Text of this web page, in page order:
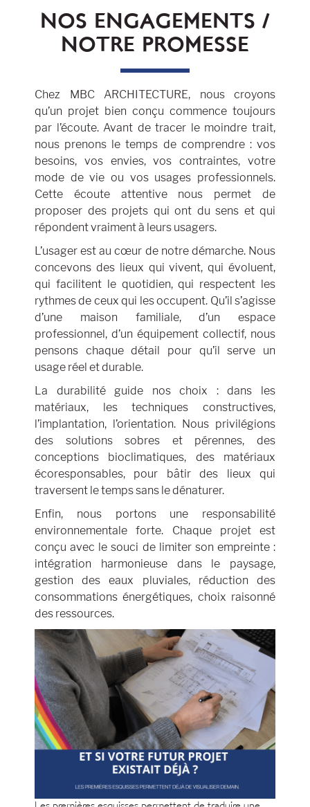
NOS ENGAGEMENTS /
NOTRE PROMESSE
Chez MBC ARCHITECTURE, nous croyons
qu’un projet bien conçu commence toujours
par l’écoute. Avant de tracer le moindre trait,
nous prenons le temps de comprendre : vos
besoins, vos envies, vos contraintes, votre
mode de vie ou vos usages professionnels.
Cette écoute attentive nous permet de
proposer des projets qui ont du sens et qui
répondent vraiment à leurs usagers.
L’usager est au cœur de notre démarche. Nous
concevons des lieux qui vivent, qui évoluent,
qui facilitent le quotidien, qui respectent les
rythmes de ceux qui les occupent. Qu’il s’agisse
d’une maison familiale, d’un espace
professionnel, d’un équipement collectif, nous
pensons chaque détail pour qu’il serve un
usage réel et durable.
La durabilité guide nos choix : dans les
matériaux, les techniques constructives,
l’implantation, l’orientation. Nous privilégions
des solutions sobres et pérennes, des
conceptions bioclimatiques, des matériaux
écoresponsables, pour bâtir des lieux qui
traversent le temps sans le dénaturer.
Enfin, nous portons une responsabilité
environnementale forte. Chaque projet est
conçu avec le souci de limiter son empreinte :
intégration harmonieuse dans le paysage,
gestion des eaux pluviales, réduction des
consommations énergétiques, choix raisonné
des ressources.